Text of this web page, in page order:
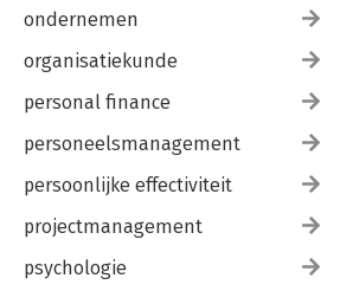
ondernemen
organisatiekunde
personal finance
personeelsmanagement
persoonlijke effectiviteit
projectmanagement
psychologie